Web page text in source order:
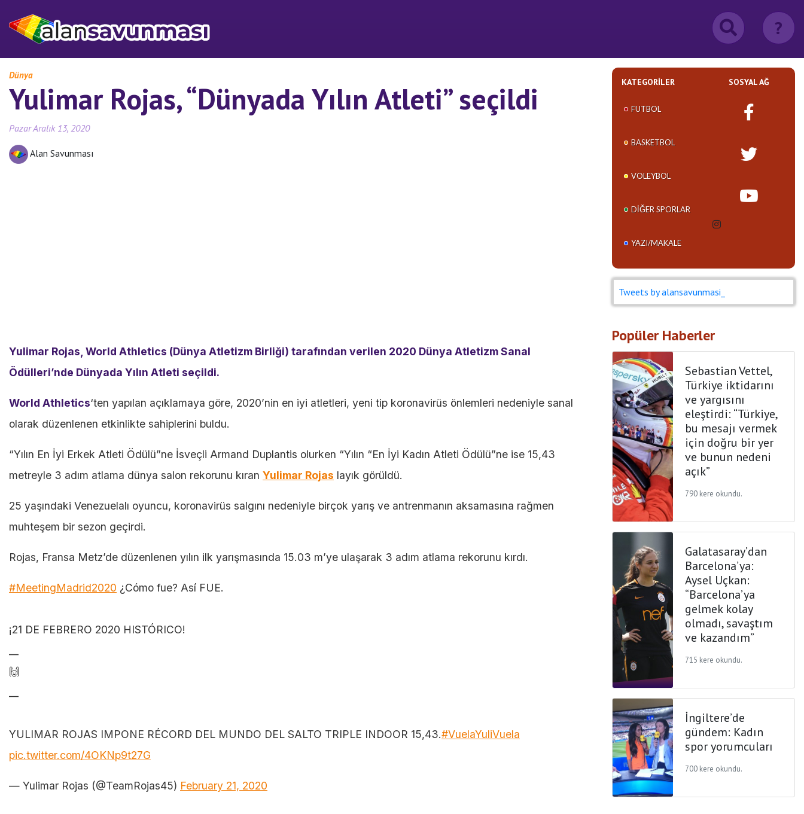
?
Dünya
Yulimar Rojas, “Dünyada Yılın Atleti” seçildi
Pazar Aralık 13, 2020
Alan Savunması
Yulimar Rojas, World Athletics (Dünya Atletizm Birliği) tarafından verilen 2020 Dünya Atletizm Sanal
Ödülleri’nde Dünyada Yılın Atleti seçildi.
World Athletics‘ten yapılan açıklamaya göre, 2020’nin en iyi atletleri, yeni tip koronavirüs önlemleri nedeniyle sanal
olarak düzenlenen etkinlikte sahiplerini buldu.
“Yılın En İyi Erkek Atleti Ödülü”ne İsveçli Armand Duplantis olurken “Yılın “En İyi Kadın Atleti Ödülü”ne ise 15,43
metreyle 3 adım atlama dünya salon rekorunu kıran Yulimar Rojas layık görüldü.
25 yaşındaki Venezuelalı oyuncu, koronavirüs salgını nedeniyle birçok yarış ve antrenmanın aksamasına rağmen
muhteşem bir sezon geçirdi.
Rojas, Fransa Metz’de düzenlenen yılın ilk yarışmasında 15.03 m’ye ulaşarak 3 adım atlama rekorunu kırdı.
#MeetingMadrid2020 ¿Cómo fue? Así FUE.
¡21 DE FEBRERO 2020 HISTÓRICO!
🙌
YULIMAR ROJAS IMPONE RÉCORD DEL MUNDO DEL SALTO TRIPLE INDOOR 15,43.#VuelaYuliVuela
pic.twitter.com/4OKNp9t27G
— Yulimar Rojas (@TeamRojas45) February 21, 2020
KATEGORILER
FUTBOL
BASKETBOL
VOLEYBOL
DIĞER SPORLAR
YAZI/MAKALE
SOSYAL AĞ
Tweets by alansavunmasi_
Popüler Haberler
Sebastian Vettel,
Türkiye iktidarını
ve yargısını
eleştirdi: “Türkiye,
bu mesajı vermek
için doğru bir yer
ve bunun nedeni
açık”
790 kere okundu.
Galatasaray’dan
Barcelona’ya:
Aysel Uçkan:
“Barcelona’ya
gelmek kolay
olmadı, savaştım
ve kazandım”
715 kere okundu.
İngiltere’de
gündem: Kadın
spor yorumcuları
700 kere okundu.